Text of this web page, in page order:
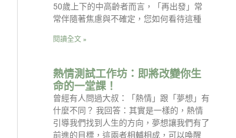
50歲上下的中高齡者而言，「再出發」常
常伴隨著焦慮與不確定，您如何看待這種
閱讀全文 »
熱情測試工作坊：即將改變你生
命的一堂課！
曾經有人問過大叔：「熱情」跟「夢想」有
什麼不同？ 我回答：其實是一樣的，熱情
引導我們找到人生的方向，夢想讓我們有了
前進的目標，這兩者相輔相成，可以喚醒